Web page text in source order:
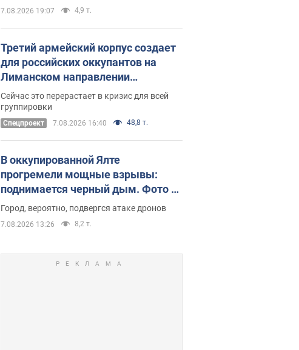
7.08.2026 19:07 4,9 т.
Третий армейский корпус создает
для российских оккупантов на
Лиманском направлении
критический дискомфорт: как это
удалось
Сейчас это перерастает в кризис для всей
группировки
Спецпроект 7.08.2026 16:40 48,8 т.
В оккупированной Ялте
прогремели мощные взрывы:
поднимается черный дым. Фото и
видео
Город, вероятно, подвергся атаке дронов
7.08.2026 13:26 8,2 т.